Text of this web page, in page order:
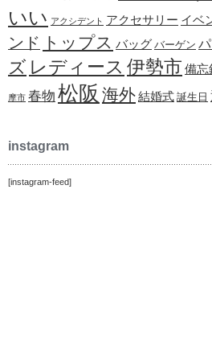
いい アクシデント アクセサリー イベ
ンド トップス バッグ バーゲン
ズ レディース 伊勢市 備忘
摩市 春物 松阪 海外結婚式 誕生日
instagram
[instagram-feed]